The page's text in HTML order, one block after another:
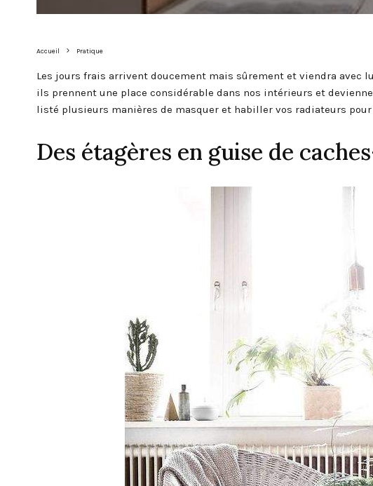
Accueil Pratique
Les jours frais arrivent doucement mais sûrement et viendra avec
ils prennent une place considérable dans nos intérieurs et
listé plusieurs manières de masquer et habiller vos radiateurs
Des étagères en guise de